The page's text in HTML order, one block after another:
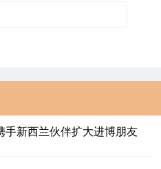
手新西兰伙伴扩大进博朋友